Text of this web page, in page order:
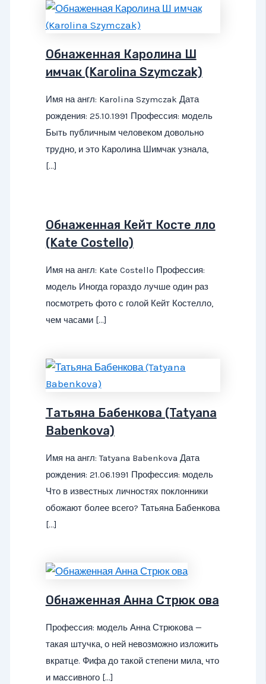
Обнаженная Каролина Ш
имчак (Karolina Szymczak)
Имя на англ: Karolina Szymczak Дата
рождения: 25.10.1991 Профессия: модель
Быть публичным человеком довольно
трудно, и это Каролина Шимчак узнала,
[…]
Обнаженная Кейт Косте лло
(Kate Costello)
Имя на англ: Kate Costello Профессия:
модель Иногда гораздо лучше один раз
посмотреть фото с голой Кейт Костелло,
чем часами […]
Татьяна Бабенкова (Tatyana
Babenkova)
Имя на англ: Tatyana Babenkova Дата
рождения: 21.06.1991 Профессия: модель
Что в известных личностях поклонники
обожают более всего? Татьяна Бабенкова
[…]
Обнаженная Анна Стрюк ова
Профессия: модель Анна Стрюкова —
такая штучка, о ней невозможно изложить
вкратце. Фифа до такой степени мила, что
и массивного […]